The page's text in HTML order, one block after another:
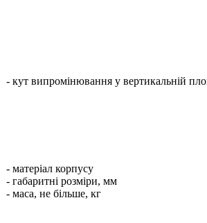
- кут випромінювання у вертикальній
- матеріал корпусу
- габаритні розміри, мм
- маса, не більше, кг